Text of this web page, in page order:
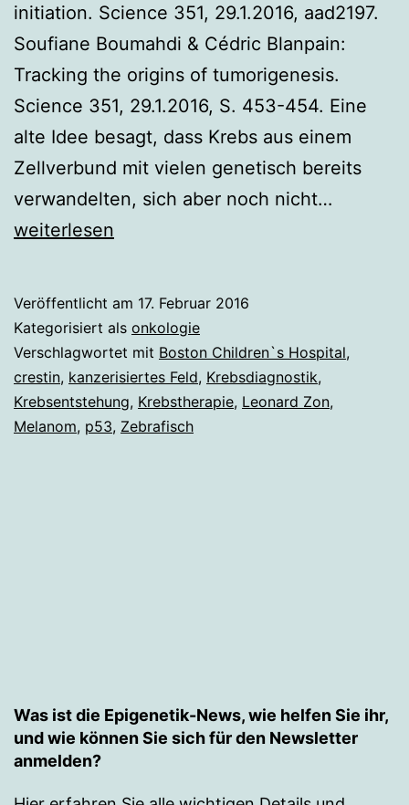
initiation. Science 351, 29.1.2016, aad2197.
Soufiane Boumahdi & Cédric Blanpain:
Tracking the origins of tumorigenesis.
Science 351, 29.1.2016, S. 453-454. Eine
alte Idee besagt, dass Krebs aus einem
Zellverbund mit vielen genetisch bereits
verwandelten, sich aber noch nicht…
weiterlesen
Veröffentlicht am 17. Februar 2016
Kategorisiert als onkologie
Verschlagwortet mit Boston Children`s Hospital,
crestin, kanzerisiertes Feld, Krebsdiagnostik,
Krebsentstehung, Krebstherapie, Leonard Zon,
Melanom, p53, Zebrafisch
Was ist die Epigenetik-News, wie helfen Sie ihr,
und wie können Sie sich für den Newsletter
anmelden?